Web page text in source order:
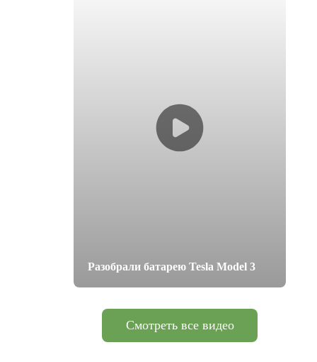
Разобрали батарею Tesla Model 3
Смотреть все видео